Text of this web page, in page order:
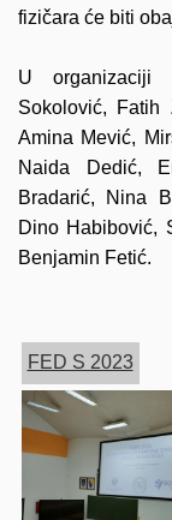
fizičara će biti
U organizaciji
Sokolović,
Amina Mević,
Naida Dedić,
Bradarić, Nina
Dino Habibović,
Benjamin Fetić.
FED S 2023